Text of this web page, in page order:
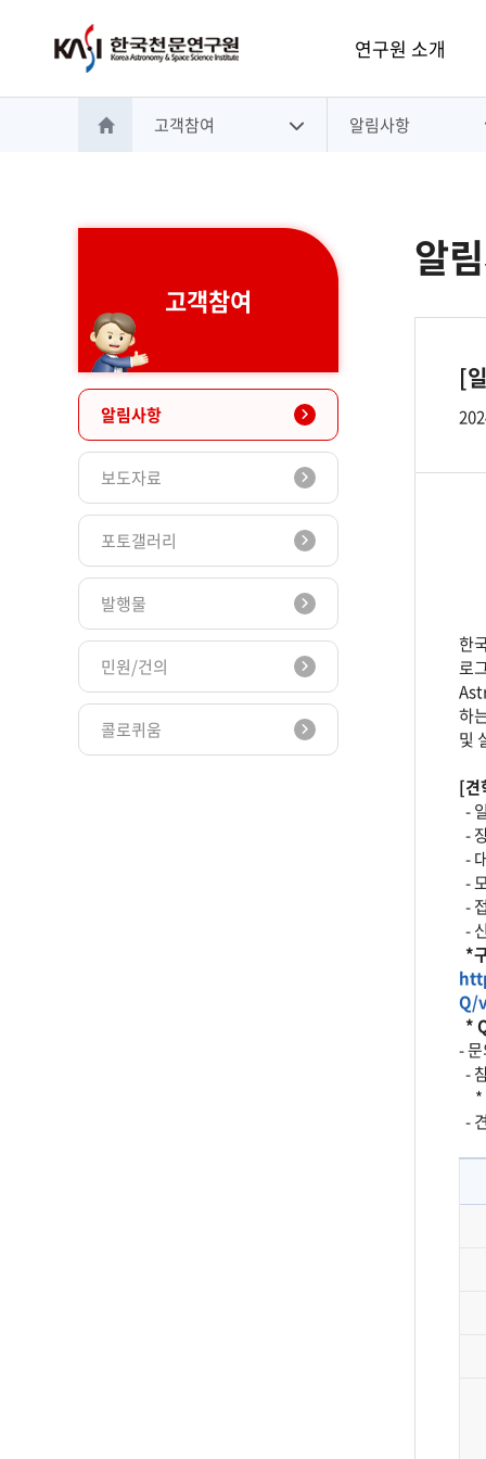
주메뉴연구원 소개
홈으로 이동
고객참여 알림사항
고객참여
알림사항
보도자료
포토갤러리
발행물
민원/건의
콜로퀴움
알
[
한
로
하
및
[견
-
-
-
-
-
-
*
Q/
*
-
-
*
-